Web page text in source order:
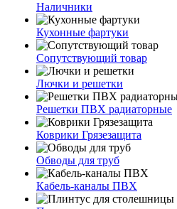
Наличники
Кухонные фартуки
Сопутствующий товар
Лючки и решетки
Решетки ПВХ радиаторные
Коврики Грязезащита
Обводы для труб
Кабель-каналы ПВХ